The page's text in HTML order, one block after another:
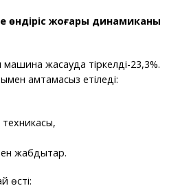
өндіріс жоғары динамиканы
машина жасауда тіркелді-23,3%.
қамтамасыз етіледі:
жабдықтар.
өсті: